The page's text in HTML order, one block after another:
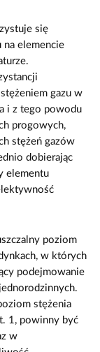
się
elemencie
gazu w
i z tego powodu
progowych,
stężeń gazów
dobierając
elementu
poziom
w których
podejmowanie
stężenia
1, powinny być
w